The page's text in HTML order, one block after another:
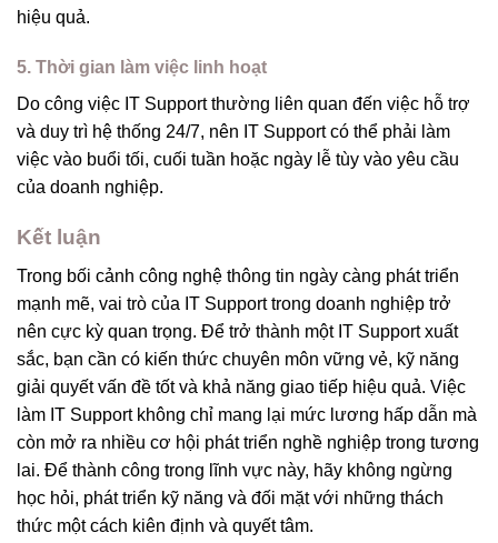
hiệu quả.
5. Thời gian làm việc linh hoạt
Do công việc IT Support thường liên quan đến việc hỗ trợ
và duy trì hệ thống 24/7, nên IT Support có thể phải làm
việc vào buổi tối, cuối tuần hoặc ngày lễ tùy vào yêu cầu
của doanh nghiệp.
Kết luận
Trong bối cảnh công nghệ thông tin ngày càng phát triển
mạnh mẽ, vai trò của IT Support trong doanh nghiệp trở
nên cực kỳ quan trọng. Để trở thành một IT Support xuất
sắc, bạn cần có kiến thức chuyên môn vững vẻ, kỹ năng
giải quyết vấn đề tốt và khả năng giao tiếp hiệu quả. Việc
làm IT Support không chỉ mang lại mức lương hấp dẫn mà
còn mở ra nhiều cơ hội phát triển nghề nghiệp trong tương
lai. Để thành công trong lĩnh vực này, hãy không ngừng
học hỏi, phát triển kỹ năng và đối mặt với những thách
thức một cách kiên định và quyết tâm.